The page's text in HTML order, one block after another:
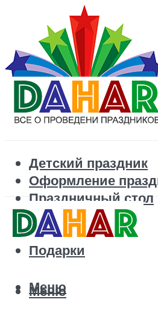
Детский праздник
Оформление
Праздничный стол
Корпоратив
Поздравления
Подарки
Меню
Меню